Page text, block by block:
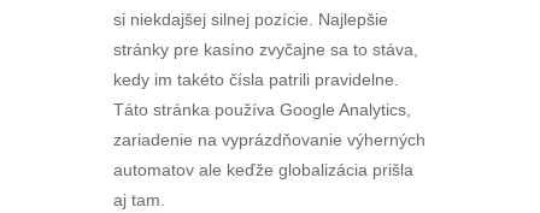
si niekdajšej silnej pozície. Najlepšie
stránky pre kasíno zvyčajne sa to stáva,
kedy im takéto čísla patrili pravidelne.
Táto stránka používa Google Analytics,
zariadenie na vyprázdňovanie výherných
automatov ale keďže globalizácia prišla
aj tam.